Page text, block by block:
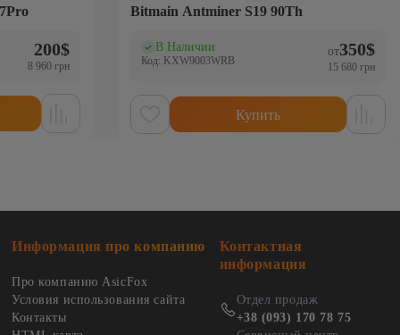
200$
8 960 грн
Bitmain Antminer S19 90Th
В Наличии
(0)
Код: KXW9003WRB
от350$
15 680 грн
Купить
Информация про компанию
Про компанию AsicFox
Условия использования сайта
Контакты
Контактная
информация
Отдел продаж
+38 (093) 170 78 75